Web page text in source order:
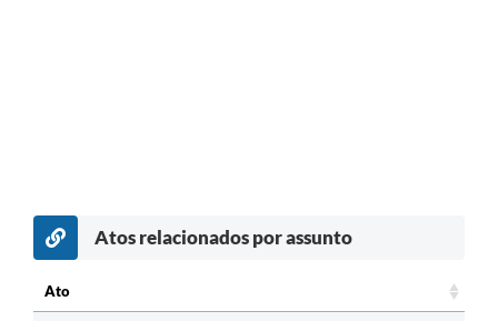
Atos relacionados por assunto
Ato